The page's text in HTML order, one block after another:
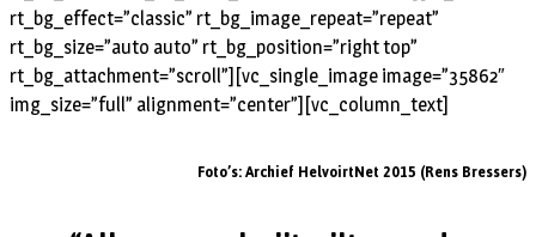
rt_bg_effect=”classic” rt_bg_image_repeat=”repeat”
rt_bg_size=”auto auto” rt_bg_position=”right top”
rt_bg_attachment=”scroll”][vc_single_image image=”35862″
img_size=”full” alignment=”center”][vc_column_text]
Foto’s: Archief HelvoirtNet 2015 (Rens Bressers)